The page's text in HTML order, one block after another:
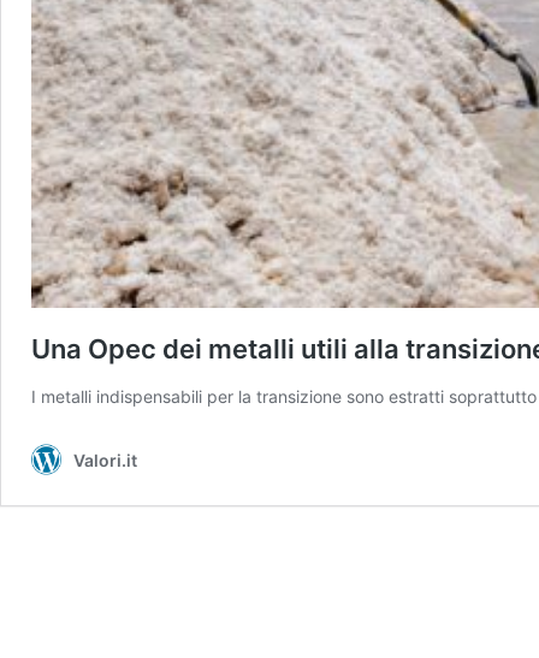
Una Opec dei metalli utili alla
I metalli indispensabili per la transizione sono estratti
Valori.it